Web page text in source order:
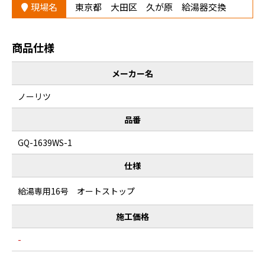
現場名 東京都 大田区 久が原 給湯器交換
商品仕様
メーカー名
ノーリツ
品番
GQ-1639WS-1
仕様
給湯専用16号 オートストップ
施工価格
-